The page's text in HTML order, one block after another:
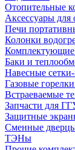
Отопительные
Аксессуары для
Печи
Колонки
Комплектующие
Баки и
Навесные
Газовые
Встраеваемые
Запчасти для
Защитные
Сменные
ТЭНы